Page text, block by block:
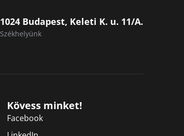
1024 Budapest, Keleti K. u. 11/A.
Székhelyünk
Kövess minket!
Facebook